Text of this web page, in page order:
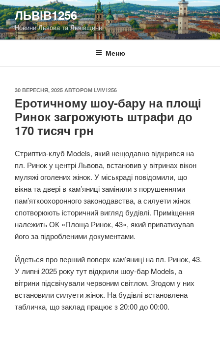
Перейти
до
вмісту
ЛЬВІВ1256
Новини Львова та Львівщини
Меню
ОПУБЛІКОВАНО
30 ВЕРЕСНЯ, 2025 АВТОРОМ LVIV1256
Еротичному шоу-бару на площі
Ринок загрожують штрафи до
170 тисяч грн
Стриптиз-клуб Models, який нещодавно відкрився на
пл. Ринок у центрі Львова, встановив у вітринах вікон
муляжі оголених жінок. У міськраді повідомили, що
вікна та двері в кам’яниці замінили з порушеннями
пам’яткоохоронного законодавства, а силуети жінок
спотворюють історичний вигляд будівлі. Приміщення
належить ОК «Площа Ринок, 43», який приватизував
його за підробленими документами.
Йдеться про перший поверх кам’яниці на пл. Ринок, 43.
У липні 2025 року тут відкрили шоу-бар Models, а
вітрини підсвічували червоним світлом. Згодом у них
встановили силуети жінок. На будівлі встановлена
табличка, що заклад працює з 20:00 до 00:00.